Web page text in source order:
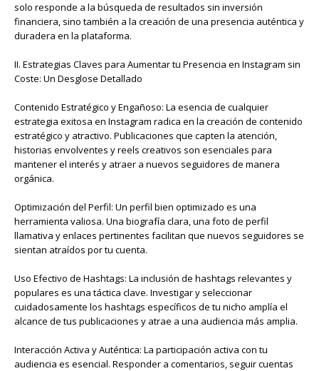
solo responde a la búsqueda de resultados sin inversión
financiera, sino también a la creación de una presencia auténtica y
duradera en la plataforma.
II. Estrategias Claves para Aumentar tu Presencia en Instagram sin
Coste: Un Desglose Detallado
Contenido Estratégico y Engañoso: La esencia de cualquier
estrategia exitosa en Instagram radica en la creación de contenido
estratégico y atractivo. Publicaciones que capten la atención,
historias envolventes y reels creativos son esenciales para
mantener el interés y atraer a nuevos seguidores de manera
orgánica.
Optimización del Perfil: Un perfil bien optimizado es una
herramienta valiosa. Una biografía clara, una foto de perfil
llamativa y enlaces pertinentes facilitan que nuevos seguidores se
sientan atraídos por tu cuenta.
Uso Efectivo de Hashtags: La inclusión de hashtags relevantes y
populares es una táctica clave. Investigar y seleccionar
cuidadosamente los hashtags específicos de tu nicho amplía el
alcance de tus publicaciones y atrae a una audiencia más amplia.
Interacción Activa y Auténtica: La participación activa con tu
audiencia es esencial. Responder a comentarios, seguir cuentas